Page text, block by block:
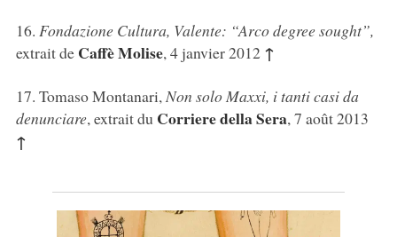
16. Fondazione Cultura, Valente: “Arco degree sought”,
extrait de Caffè Molise, 4 janvier 2012 ↑
17. Tomaso Montanari,Non solo Maxxi, i tanti casi da
denunciare, extrait du Corriere della Sera, 7 août 2013
↑